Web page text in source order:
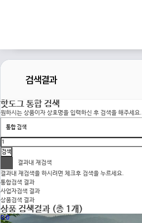
검색결과
핫도그 통합 검색
원하시는 상품이자 상호명을 입력하신 후 검색을 해주세요.
결과내 재검색
결과내 재검색을 하시려면 체크후 검색을 누르세요.
통합검색 결과
사업자검색 결과
상품검색 결과
상품 검색결과 (총 1개)
0.0